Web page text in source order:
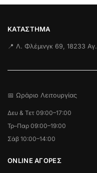
ΚΑΤΆΣΤΗΜΑ
📍 Λ. Φλέμινγκ 69, 18233 Αγ.
📅 Ωράριο Λειτουργίας
Δευ & Τετ 09:00–17:00
Τρ–Παρ 09:00–19:00
Σάβ 10:00–14:00
ONLINE ΑΓΟΡΕΣ